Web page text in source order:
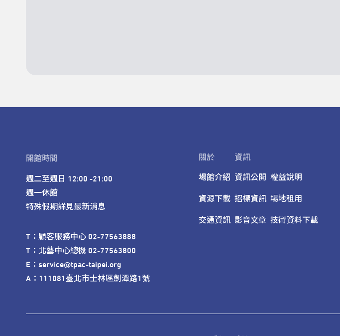
開館時間
週二至週日 12:00 -21:00
週一休館
特殊假期詳見最新消息
T：顧客服務中心 02-77563888
T：北藝中心總機 02-77563800
E：service@tpac-taipei.org
A：111081臺北市士林區劍潭路1號
關於
場館介紹
資源下載
交通資訊
資訊
資訊公開
招標資訊
影音文章
權益說明
場地租用
技術資料下載